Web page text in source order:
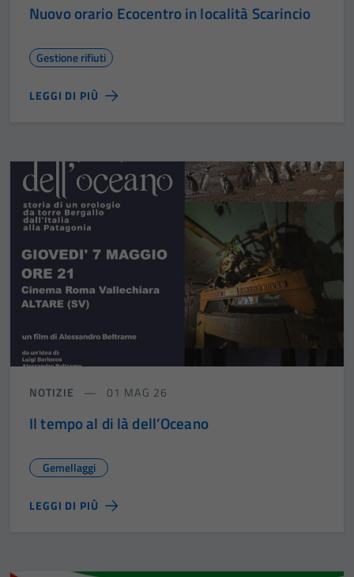
Nuovo orario Ecocentro in località Scarincio
Gestione rifiuti
LEGGI DI PIÙ
NOTIZIE 01 MAG 26
Il tempo al di là dell’Oceano
Gemellaggi
LEGGI DI PIÙ